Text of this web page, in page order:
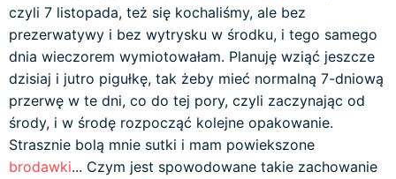
czyli 7 listopada, też się kochaliśmy, ale bez
prezerwatywy i bez wytrysku w środku, i tego samego
dnia wieczorem wymiotowałam. Planuję wziąć jeszcze
dzisiaj i jutro pigułkę, tak żeby mieć normalną 7-dniową
przerwę w te dni, co do tej pory, czyli zaczynając od
środy, i w środę rozpocząć kolejne opakowanie.
Strasznie bolą mnie sutki i mam powiekszone
brodawki... Czym jest spowodowane takie zachowanie